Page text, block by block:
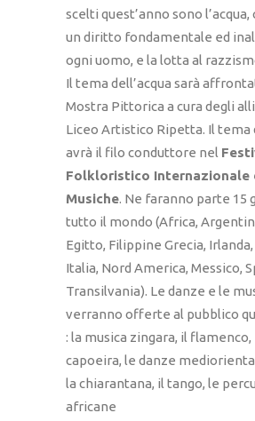
scelti quest’anno sono
un diritto fondamentale ed
ogni uomo, e la lotta al
Il tema dell’acqua sarà
Mostra Pittorica a cura degli
Liceo Artistico Ripetta. Il tema
avrà il filo conduttore nel
Folkloristico Internazionale
Musiche. Ne faranno parte 15
tutto il mondo (Africa,
Egitto, Filippine Grecia,
Italia, Nord America, Messico,
Transilvania). Le danze e le
verranno offerte al pubblico
: la musica zingara, il flamenco,
capoeira, le danze
la chiarantana, il tango, le
africane